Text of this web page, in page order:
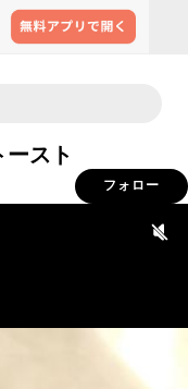
スト
フォロー